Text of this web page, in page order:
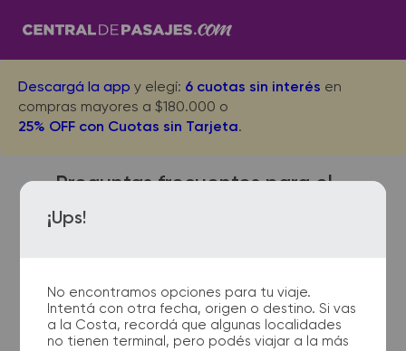
Descargá la app y elegí: 6 cuotas sin interés en
compras mayores a $180.000 o
25% OFF con Cuotas sin Tarjeta.
¡Ups!
No encontramos opciones para tu viaje.
Intentá con otra fecha, origen o destino. Si vas
a la Costa, recordá que algunas localidades
no tienen terminal, pero podés viajar a la más
Preguntas frecuentes para el
viaje desde Nogoya a
Gualeguay
¿Dónde quedan las
terminales de micro de